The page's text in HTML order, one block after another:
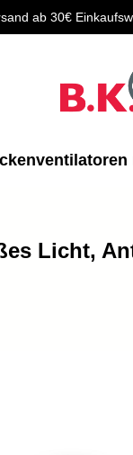
ab 30€
Licht,